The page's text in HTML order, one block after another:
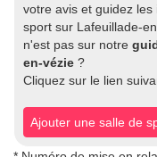
votre avis et guidez
sport sur Lafeuillade-
n'est pas sur notre
en-vézie ?
Cliquez sur le lien
Ajouter une salle de